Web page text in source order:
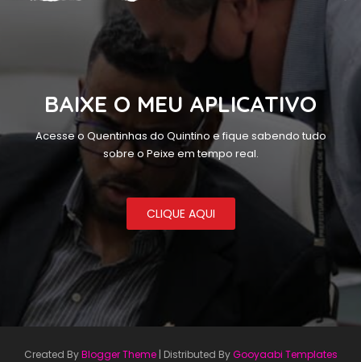
BAIXE O MEU APLICATIVO
Acesse o Quentinhas do Quintino e fique sabendo tudo
sobre o Peixe em tempo real.
CLIQUE AQUI
Created ByBlogger Theme| Distributed ByGooyaabi Templates